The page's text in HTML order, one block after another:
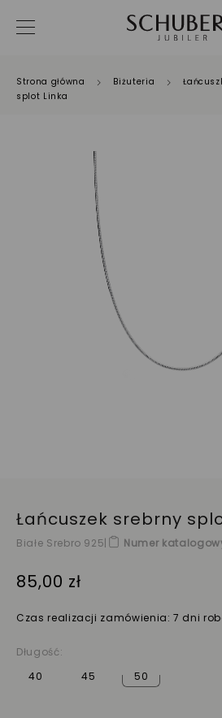
Strona główna Biżuteria
splot Linka
Łańcuszek srebrny
Białe Srebro 925| Numer
85,00 zł
Czas realizacji zamówienia: 7 dni
Długość:
40
45 50